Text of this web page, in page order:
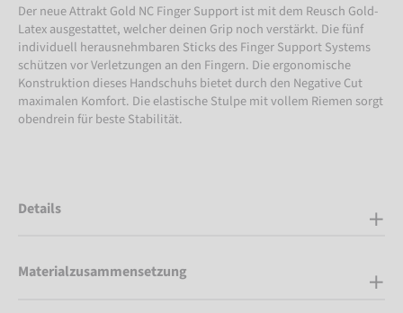
Der neue Attrakt Gold NC Finger Support ist mit dem Reusch Gold-
Latex ausgestattet, welcher deinen Grip noch verstärkt. Die fünf
individuell herausnehmbaren Sticks des Finger Support Systems
schützen vor Verletzungen an den Fingern. Die ergonomische
Konstruktion dieses Handschuhs bietet durch den Negative Cut
maximalen Komfort. Die elastische Stulpe mit vollem Riemen sorgt
obendrein für beste Stabilität.
Details
Materialzusammensetzung